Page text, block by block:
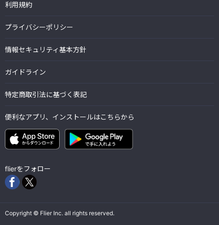
利用規約
プライバシーポリシー
情報セキュリティ基本方針
ガイドライン
特定商取引法に基づく表記
便利なアプリ、インストールはこちらから
flierをフォロー
Copyright © Flier Inc. all rights reserved.